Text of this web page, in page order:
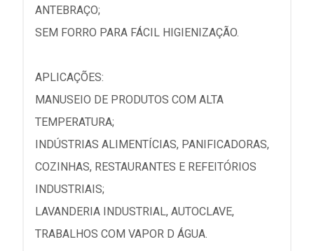
ANTEBRAÇO;
SEM FORRO PARA FÁCIL HIGIENIZAÇÃO.
APLICAÇÕES:
MANUSEIO DE PRODUTOS COM ALTA
TEMPERATURA;
INDÚSTRIAS ALIMENTÍCIAS, PANIFICADORAS,
COZINHAS, RESTAURANTES E REFEITÓRIOS
INDUSTRIAIS;
LAVANDERIA INDUSTRIAL, AUTOCLAVE,
TRABALHOS COM VAPOR D ÁGUA.